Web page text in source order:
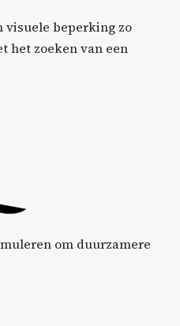
visuele beperking zo
het zoeken van een
om duurzamere